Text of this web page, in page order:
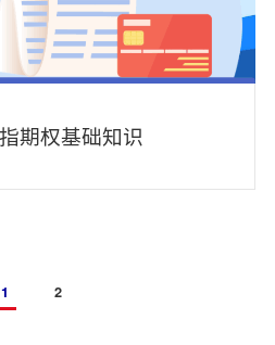
期权基础知识
1 2